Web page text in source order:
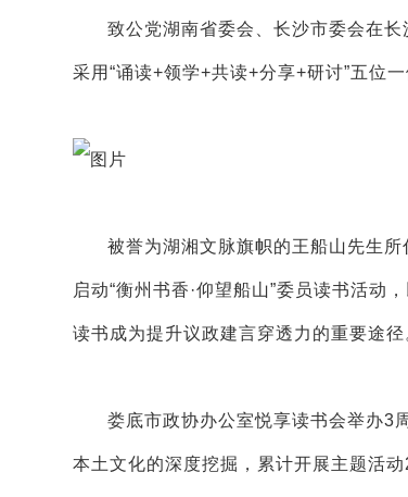
致公党湖南省委会、长沙市委会在长
采用“诵读+领学+共读+分享+研讨”五位
被誉为湖湘文脉旗帜的王船山先生
启动“衡州书香·仰望船山”委员读书活动
读书成为提升议政建言穿透力的重要途径
娄底市政协办公室悦享读书会举办3
本土文化的深度挖掘，累计开展主题活